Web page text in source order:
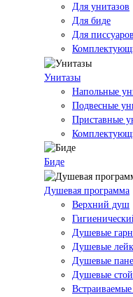
Для унитазов
Для биде
Для писсуаров
Унитазы
Напольные
Подвесные
Приставные
Биде
Душевая программа
Верхний душ
Душевые
Душевые
Душевые
Душевые